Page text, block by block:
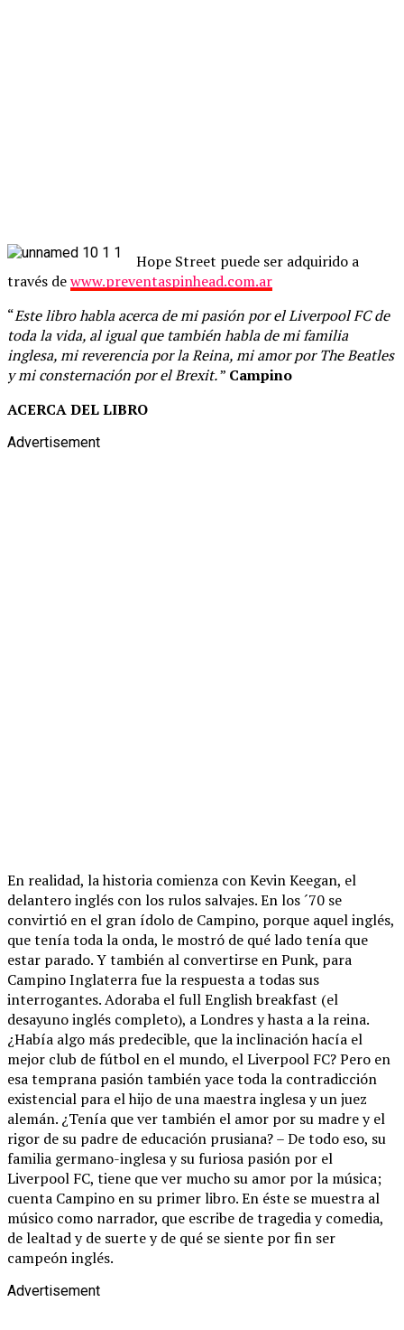
Hope Street puede ser adquirido a
través dewww.preventaspinhead.com.ar
“Este libro habla acerca de mi pasión por el Liverpool FC de
toda la vida, al igual que también habla de mi familia
inglesa, mi reverencia por la Reina, mi amor por The Beatles
y mi consternación por el Brexit.” Campino
ACERCA DEL LIBRO
Advertisement
En realidad, la historia comienza con Kevin Keegan, el
delantero inglés con los rulos salvajes. En los ´70 se
convirtió en el gran ídolo de Campino, porque aquel inglés,
que tenía toda la onda, le mostró de qué lado tenía que
estar parado. Y también al convertirse en Punk, para
Campino Inglaterra fue la respuesta a todas sus
interrogantes. Adoraba el full English breakfast (el
desayuno inglés completo), a Londres y hasta a la reina.
¿Había algo más predecible, que la inclinación hacía el
mejor club de fútbol en el mundo, el Liverpool FC? Pero en
esa temprana pasión también yace toda la contradicción
existencial para el hijo de una maestra inglesa y un juez
alemán. ¿Tenía que ver también el amor por su madre y el
rigor de su padre de educación prusiana? – De todo eso, su
familia germano-inglesa y su furiosa pasión por el
Liverpool FC, tiene que ver mucho su amor por la música;
cuenta Campino en su primer libro. En éste se muestra al
músico como narrador, que escribe de tragedia y comedia,
de lealtad y de suerte y de qué se siente por fin ser
campeón inglés.
Advertisement